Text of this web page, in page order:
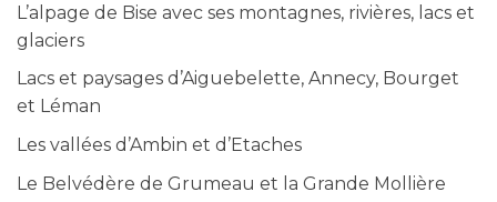
L’alpage de Bise avec ses montagnes, rivières, lacs et
glaciers
Lacs et paysages d’Aiguebelette, Annecy, Bourget
et Léman
Les vallées d’Ambin et d’Etaches
Le Belvédère de Grumeau et la Grande Mollière